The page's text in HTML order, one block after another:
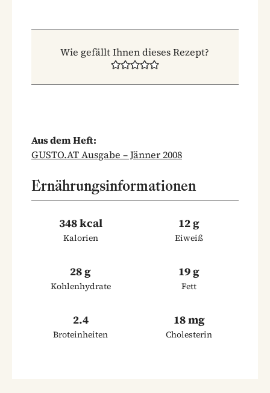
Wie gefällt Ihnen dieses Rezept?
Aus dem Heft:
GUSTO.AT Ausgabe – Jänner 2008
Ernährungsinformationen
348 kcal
Kalorien
12 g
Eiweiß
28 g
Kohlenhydrate
19 g
Fett
2.4
Broteinheiten
18 mg
Cholesterin